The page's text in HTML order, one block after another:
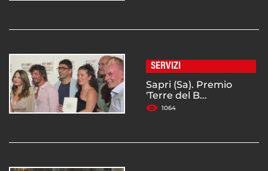
SERVIZI
Sapri (Sa). Premio
'Terre del B...
1064